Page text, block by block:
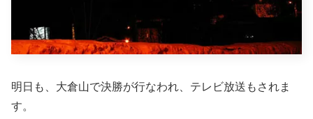
明日も、大倉山で決勝が行なわれ、テレビ放送もされま
す。